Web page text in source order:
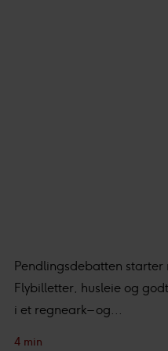
Pendlingsdebatten starter
Flybilletter, husleie og
i et regneark – og...
4 min